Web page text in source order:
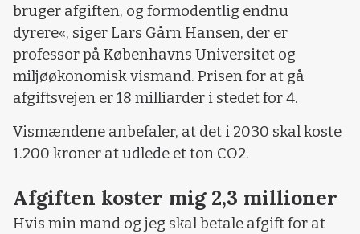
bruger afgiften, og formodentlig endnu
dyrere«, siger Lars Gårn Hansen, der er
professor på Københavns Universitet og
miljøøkonomisk vismand. Prisen for at gå
afgiftsvejen er 18 milliarder i stedet for 4.
Vismændene anbefaler, at det i 2030 skal koste
1.200 kroner at udlede et ton CO2.
Afgiften koster mig 2,3 millioner
Hvis min mand og jeg skal betale afgift for at